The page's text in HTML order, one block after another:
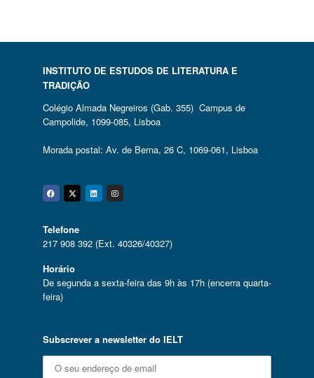
INSTITUTO DE ESTUDOS DE LITERATURA E
TRADIÇÃO
Colégio Almada Negreiros (Gab. 355) Campus de
Campolide, 1099-085, Lisboa
Morada postal: Av. de Berna, 26 C, 1069-061, Lisboa
Facebook
Twitter
Linkedin
Instagram
Telefone
217 908 392 (Ext. 40326/40327)
Horário
De segunda a sexta-feira das 9h às 17h (encerra quarta-
feira)
Subscrever a newsletter do IELT